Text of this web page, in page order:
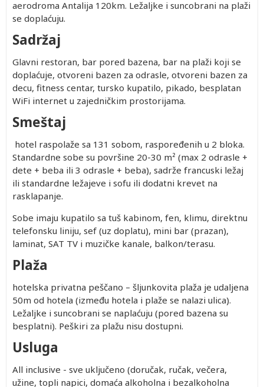
aerodroma Antalija 120km. Ležaljke i suncobrani na plaži
se doplaćuju.
Sadržaj
Glavni restoran, bar pored bazena, bar na plaži koji se
doplaćuje, otvoreni bazen za odrasle, otvoreni bazen za
decu, fitness centar, tursko kupatilo, pikado, besplatan
WiFi internet u zajedničkim prostorijama.
Smeštaj
hotel raspolaže sa 131 sobom, raspoređenih u 2 bloka.
Standardne sobe su površine 20-30 m² (max 2 odrasle +
dete + beba ili 3 odrasle + beba), sadrže francuski ležaj
ili standardne ležajeve i sofu ili dodatni krevet na
rasklapanje.
Sobe imaju kupatilo sa tuš kabinom, fen, klimu, direktnu
telefonsku liniju, sef (uz doplatu), mini bar (prazan),
laminat, SAT TV i muzičke kanale, balkon/terasu.
Plaža
hotelska privatna peščano – šljunkovita plaža je udaljena
50m od hotela (između hotela i plaže se nalazi ulica).
Ležaljke i suncobrani se naplaćuju (pored bazena su
besplatni). Peškiri za plažu nisu dostupni.
Usluga
All inclusive - sve uključeno (doručak, ručak, večera,
užine, topli napici, domaća alkoholna i bezalkoholna